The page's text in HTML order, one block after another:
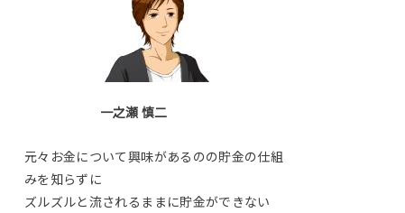
一之瀬 慎二
元々お金について興味があるのの貯金の仕組
みを知らずに
ズルズルと流されるままに貯金ができない